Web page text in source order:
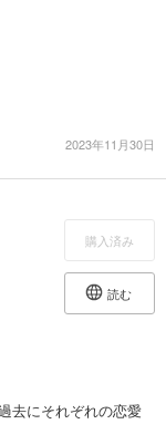
2023年11月30日
購入済み
読む
去にそれぞれの恋愛